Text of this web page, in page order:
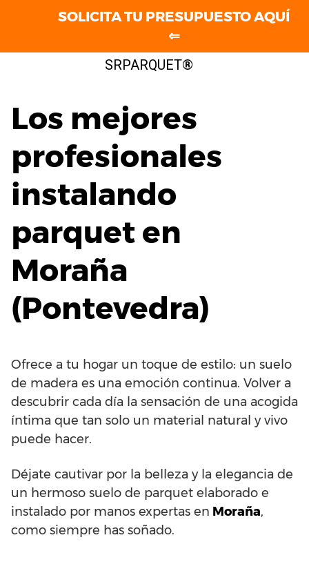
SRPARQUET®
Los mejores
profesionales
instalando
parquet en
Moraña
(Pontevedra)
Ofrece a tu hogar un toque de estilo: un suelo
de madera es una emoción continua. Volver a
descubrir cada día la sensación de una acogida
íntima que tan solo un material natural y vivo
puede hacer.
Déjate cautivar por la belleza y la elegancia de
un hermoso suelo de parquet elaborado e
instalado por manos expertas en Moraña,
como siempre has soñado.
SOLICITA TU PRESUPUESTO AQUÍ
⇐